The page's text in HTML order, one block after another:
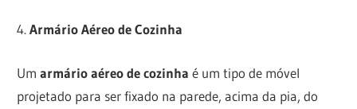
4.Armário Aéreo de Cozinha
Umarmário aéreo de cozinha é um tipo de móvel
projetado para ser fixado na parede, acima da pia, do